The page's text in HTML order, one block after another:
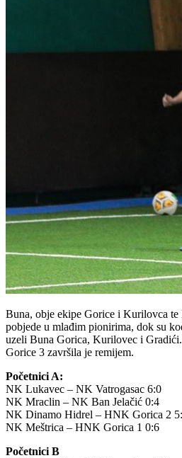
Buna, obje ekipe Gorice i Kurilovca te
pobjede u mlađim pionirima, dok su
uzeli Buna Gorica, Kurilovec i
Gorice 3 završila je remijem.
Početnici A:
NK Lukavec – NK Vatrogasac 6:0
NK Mraclin – NK Ban Jelačić 0:4
NK Dinamo Hidrel – HNK Gorica 2
NK Meštrica – HNK Gorica 1 0:6
Početnici B